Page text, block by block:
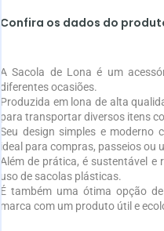
Confira os dados do
A Sacola de Lona é um
diferentes ocasiões.
Produzida em lona de alta
para transportar diversos itens
Seu design simples e moderno
ideal para compras, passeios ou
Além de prática, é sustentável
uso de sacolas plásticas.
É também uma ótima opção
marca com um produto útil e